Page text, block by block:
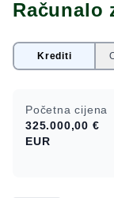
Računalo
Krediti
Početna cijena
325.000,00 €
EUR